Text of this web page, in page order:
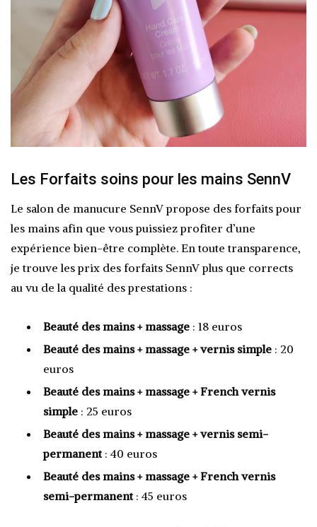
Les Forfaits soins pour les mains SennV
Le salon de manucure SennV propose des forfaits pour
les mains afin que vous puissiez profiter d’une
expérience bien-être complète. En toute transparence,
je trouve les prix des forfaits SennV plus que corrects
au vu de la qualité des prestations :
Beauté des mains + massage : 18 euros
Beauté des mains + massage + vernis simple : 20
euros
Beauté des mains + massage + French vernis
simple : 25 euros
Beauté des mains + massage + vernis semi-
permanent: 40 euros
Beauté des mains + massage + French vernis
semi-permanent : 45 euros